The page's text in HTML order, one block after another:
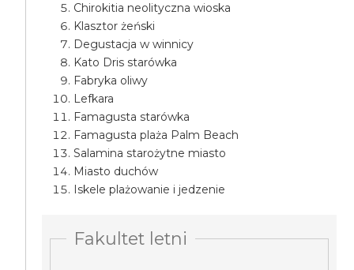
Chirokitia neolityczna wioska
Klasztor żeński
Degustacja w winnicy
Kato Dris starówka
Fabryka oliwy
Lefkara
Famagusta starówka
Famagusta plaża Palm Beach
Salamina starożytne miasto
Miasto duchów
Iskele plażowanie i jedzenie
Fakultet letni